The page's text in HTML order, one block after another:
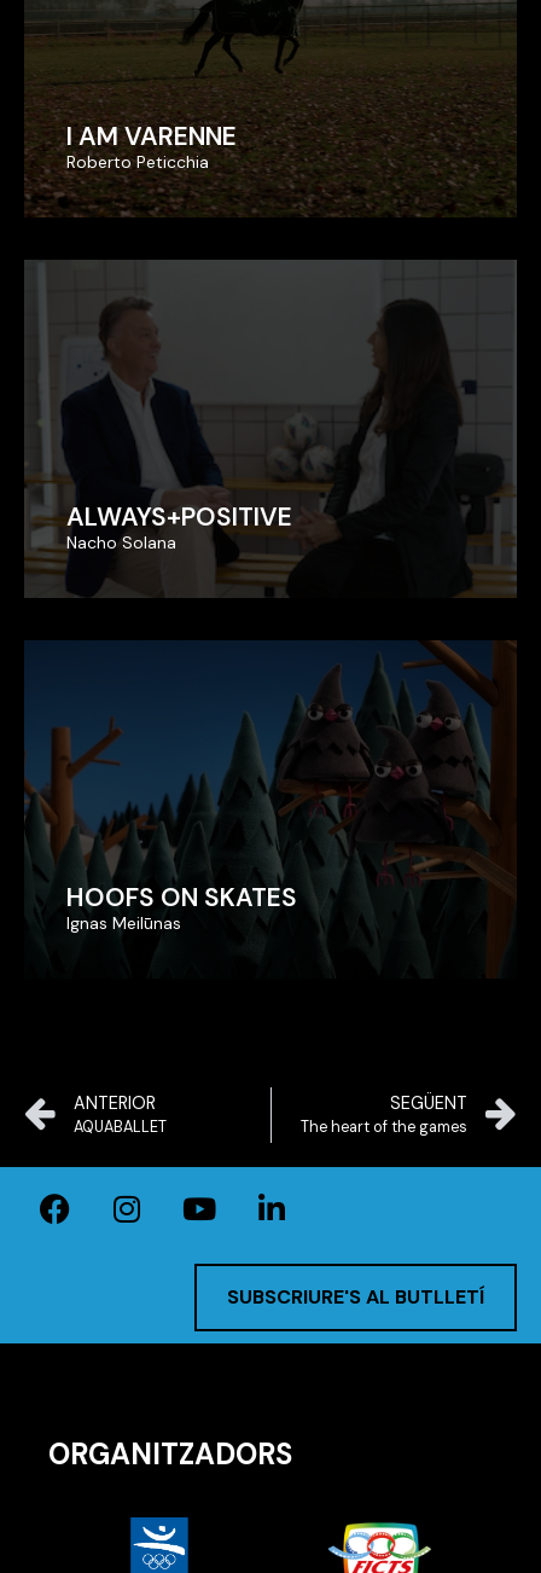
I AM VARENNE
Roberto Peticchia
I AM VARENNE
Roberto Peticchia
ALWAYS+POSITIVE
Nacho Solana
ALWAYS+POSITIVE
Nacho Solana
HOOFS ON SKATES
Ignas Meilūnas
HOOFS ON SKATES
Ignas Meilūnas
ANTERIOR
AQUABALLET
SEGÜENT
The heart of the games
SUBSCRIURE'S AL BUTLLETÍ
ORGANITZADORS